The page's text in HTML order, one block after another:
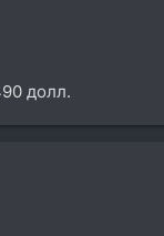
долл.